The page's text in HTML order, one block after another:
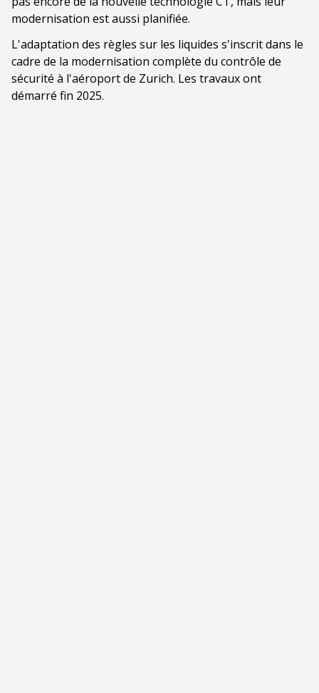
modernisation est aussi planifiée.
L'adaptation des règles sur les liquides s'inscrit dans le
cadre de la modernisation complète du contrôle de
sécurité à l'aéroport de Zurich. Les travaux ont
démarré fin 2025.